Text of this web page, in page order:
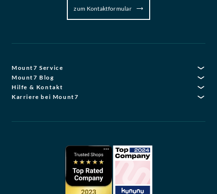
zum Kontaktformular
Mount7 Service
Mount7 Blog
Hilfe & Kontakt
Karriere bei Mount7